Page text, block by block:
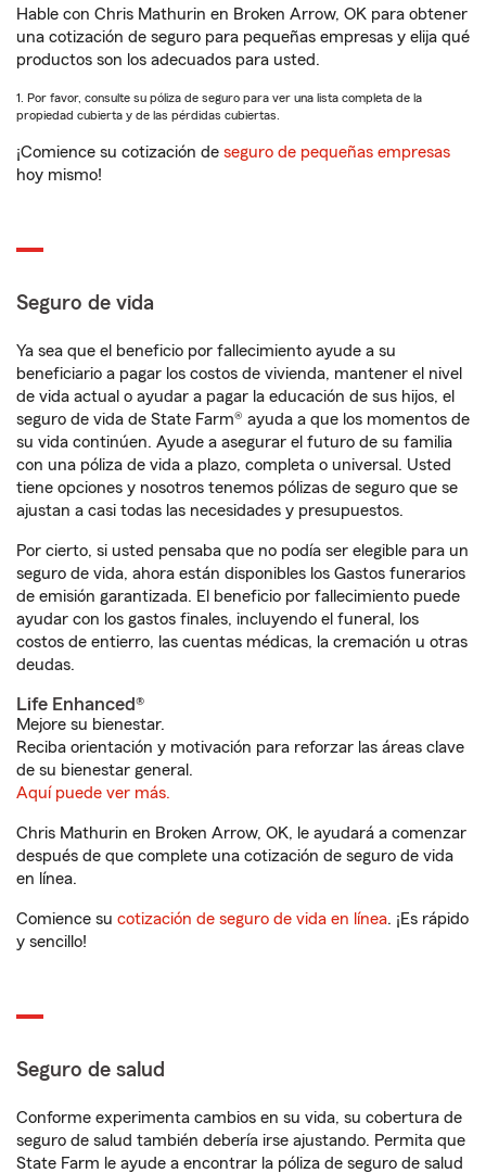
Hable con Chris Mathurin en Broken Arrow, OK para obtener
una cotización de seguro para pequeñas empresas y elija qué
productos son los adecuados para usted.
1. Por favor, consulte su póliza de seguro para ver una lista completa de la
propiedad cubierta y de las pérdidas cubiertas.
¡Comience su cotización de seguro de pequeñas empresas
hoy mismo!
Seguro de vida
Ya sea que el beneficio por fallecimiento ayude a su
beneficiario a pagar los costos de vivienda, mantener el nivel
de vida actual o ayudar a pagar la educación de sus hijos, el
seguro de vida de State Farm® ayuda a que los momentos de
su vida continúen. Ayude a asegurar el futuro de su familia
con una póliza de vida a plazo, completa o universal. Usted
tiene opciones y nosotros tenemos pólizas de seguro que se
ajustan a casi todas las necesidades y presupuestos.
Por cierto, si usted pensaba que no podía ser elegible para un
seguro de vida, ahora están disponibles los Gastos funerarios
de emisión garantizada. El beneficio por fallecimiento puede
ayudar con los gastos finales, incluyendo el funeral, los
costos de entierro, las cuentas médicas, la cremación u otras
deudas.
Life Enhanced®
Mejore su bienestar.
Reciba orientación y motivación para reforzar las áreas clave
de su bienestar general.
Aquí puede ver más.
Chris Mathurin en Broken Arrow, OK, le ayudará a comenzar
después de que complete una cotización de seguro de vida
en línea.
Comience su cotización de seguro de vida en línea. ¡Es rápido
y sencillo!
Seguro de salud
Conforme experimenta cambios en su vida, su cobertura de
seguro de salud también debería irse ajustando. Permita que
State Farm le ayude a encontrar la póliza de seguro de salud